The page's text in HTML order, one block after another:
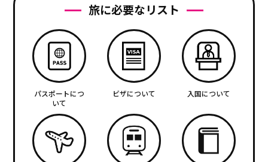
旅に必要なリスト
パスポートにつ
いて
ビザについて 入国について